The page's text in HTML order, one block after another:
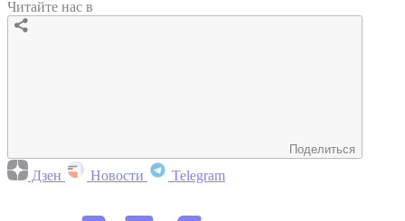
Читайте нас в
Поделиться
Дзен Новости Telegram